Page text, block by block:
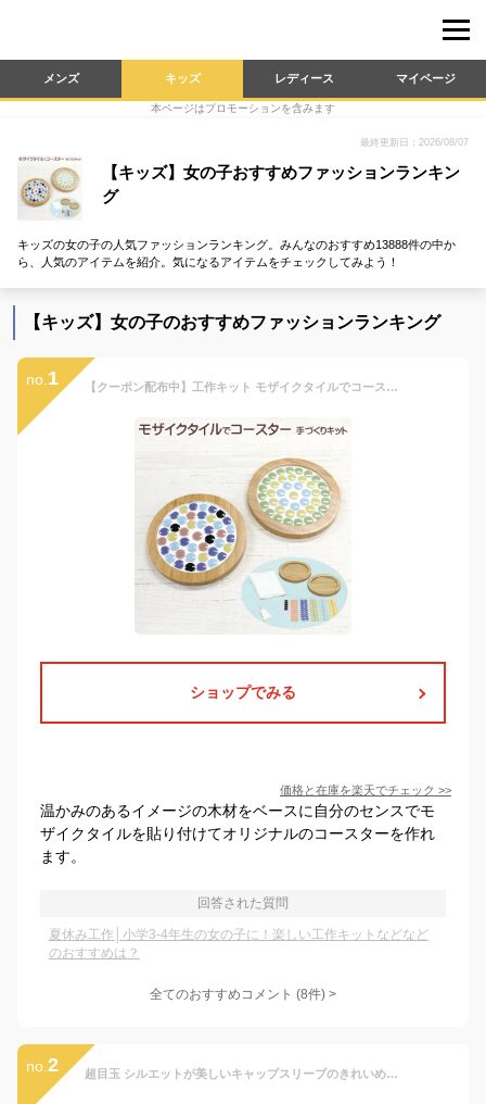
メンズ キッズ レディース マイページ
本ページはプロモーションを含みます
最終更新日：2026/08/07
【キッズ】女の子おすすめファッションランキン
グ
キッズの女の子の人気ファッションランキング。みんなのおすすめ13888件の中か
ら、人気のアイテムを紹介。気になるアイテムをチェックしてみよう！
【キッズ】女の子のおすすめファッションランキング
no. 1 【クーポン配布中】工作キット モザイクタイルでコースター手づくりキット 2枚分 夏休み 男の子 女の子 小学生 低学年 高学年 子供 幼児 大人向け
ショップでみる
価格と在庫を楽天でチェック >>
温かみのあるイメージの木材をベースに自分のセンスでモ
ザイクタイルを貼り付けてオリジナルのコースターを作れ
ます。
回答された質問
夏休み工作│小学3-4年生の女の子に！楽しい工作キットなどなど
のおすすめは？
全てのおすすめコメント (8件) >
no. 2 超目玉 シルエットが美しいキャップスリーブのきれいめワンピース ジャンスカ 女の子 ワンピース 入学式 卒園式 卒業式 黒 チェック 子供服 入園式 卒服 フォーマル TAK キッズ 小学校 キャサリンコテージ